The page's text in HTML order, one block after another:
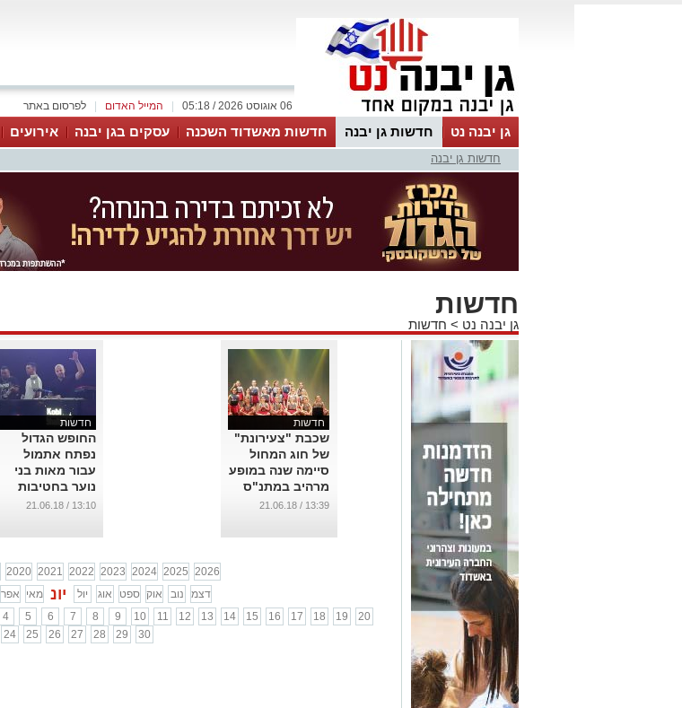
לפרסום באתר המייל האדום 06 אוגוסט 2026 / 05:18
גן יבנה נט חדשות גן יבנה חדשות מאשדוד השכנה עסקים בגן יבנה אירועים
MyKehila
חדשות גן יבנה
חדשות
גן יבנה נט > חדשות
חדשות
שכבת "צעירונת"
של חוג המחול
סיימה שנה במופע
מרהיב במתנ"ס
...
13:39 / 21.06.18
חדשות
החופש הגדול
נפתח אתמול
עבור מאות בני
נוער בחטיבות
ביניים ובתיכון
מקפיצה ברחבת
...
13:10 / 21.06.18
2020 2021 2022 2023 2024 2025 2026
אפר מאי יונ יול אוג ספט אוק נוב
דצמ
4 5 6 7 8 9 10 11 12 13 14 15 16 17 18 19 20
24 25 26 27 28 29 30